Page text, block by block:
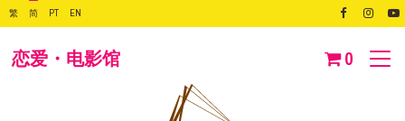
繁 简 PT EN
恋爱・电影馆 0